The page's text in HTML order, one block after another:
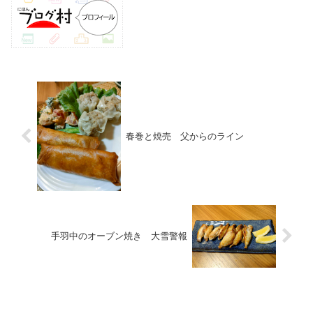
春巻と焼売 父からのライン
手羽中のオーブン焼き 大雪警報